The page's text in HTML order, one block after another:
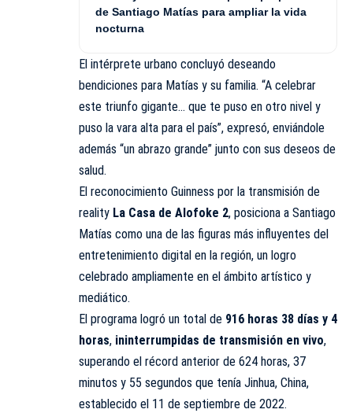
de Santiago Matías para ampliar la vida
nocturna
El intérprete urbano concluyó deseando
bendiciones para Matías y su familia. “A celebrar
este triunfo gigante… que te puso en otro nivel y
puso la vara alta para el país”, expresó, enviándole
además “un abrazo grande” junto con sus deseos de
salud.
El reconocimiento Guinness por la transmisión de
reality La Casa de Alofoke 2, posiciona a Santiago
Matías como una de las figuras más influyentes del
entretenimiento digital en la región, un logro
celebrado ampliamente en el ámbito artístico y
mediático.
El programa logró un total de 916 horas 38 días y 4
horas, ininterrumpidas de transmisión en vivo,
superando el récord anterior de 624 horas, 37
minutos y 55 segundos que tenía Jinhua, China,
establecido el 11 de septiembre de 2022.